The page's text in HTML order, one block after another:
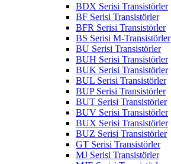
BDX Serisi Transistörler
BF Serisi Transistörler
BFR Serisi Transistörler
BS Serisi M-Transistörler
BU Serisi Transistörler
BUH Serisi Transistörler
BUK Serisi Transistörler
BUL Serisi Transistörler
BUP Serisi Transistörler
BUT Serisi Transistörler
BUV Serisi Transistörler
BUX Serisi Transistörler
BUZ Serisi Transistörler
GT Serisi Transistörler
MJ Serisi Transistörler